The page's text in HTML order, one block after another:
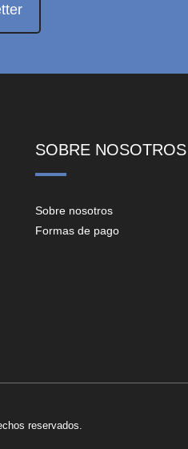
SOBRE NOSOTROS
Sobre nosotros
Formas de pago
reservados.